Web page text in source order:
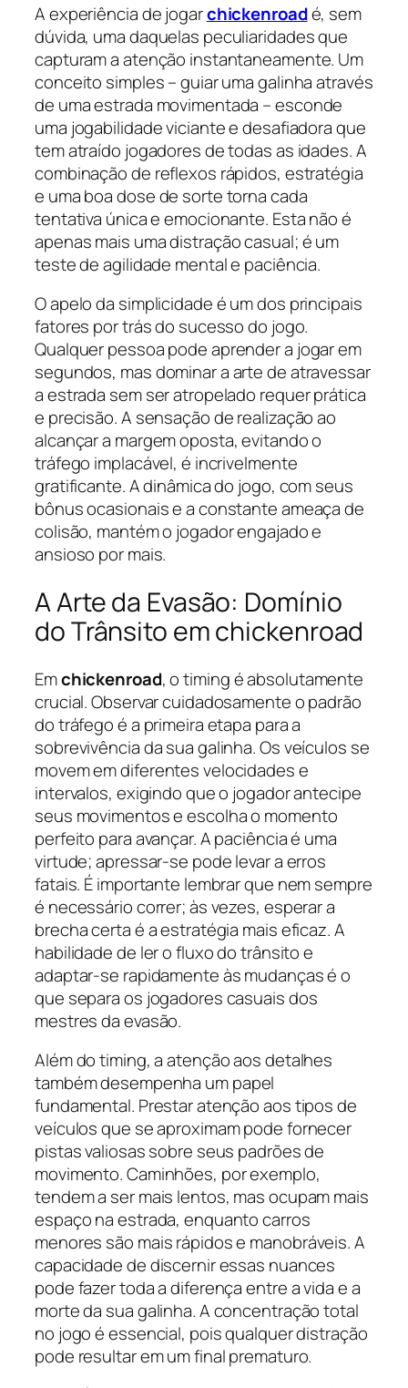
A experiência de jogarchickenroadé, sem
dúvida, uma daquelas peculiaridades que
capturam a atenção instantaneamente. Um
conceito simples – guiar uma galinha através
de uma estrada movimentada – esconde
uma jogabilidade viciante e desafiadora que
tem atraído jogadores de todas as idades. A
combinação de reflexos rápidos, estratégia
e uma boa dose de sorte torna cada
tentativa única e emocionante. Esta não é
apenas mais uma distração casual; é um
teste de agilidade mental e paciência.
O apelo da simplicidade é um dos principais
fatores por trás do sucesso do jogo.
Qualquer pessoa pode aprender a jogar em
segundos, mas dominar a arte de atravessar
a estrada sem ser atropelado requer prática
e precisão. A sensação de realização ao
alcançar a margem oposta, evitando o
tráfego implacável, é incrivelmente
gratificante. A dinâmica do jogo, com seus
bônus ocasionais e a constante ameaça de
colisão, mantém o jogador engajado e
ansioso por mais.
A Arte da Evasão: Domínio
do Trânsito em chickenroad
Emchickenroad, o timing é absolutamente
crucial. Observar cuidadosamente o padrão
do tráfego é a primeira etapa para a
sobrevivência da sua galinha. Os veículos se
movem em diferentes velocidades e
intervalos, exigindo que o jogador antecipe
seus movimentos e escolha o momento
perfeito para avançar. A paciência é uma
virtude; apressar-se pode levar a erros
fatais. É importante lembrar que nem sempre
é necessário correr; às vezes, esperar a
brecha certa é a estratégia mais eficaz. A
habilidade de ler o fluxo do trânsito e
adaptar-se rapidamente às mudanças é o
que separa os jogadores casuais dos
mestres da evasão.
Além do timing, a atenção aos detalhes
também desempenha um papel
fundamental. Prestar atenção aos tipos de
veículos que se aproximam pode fornecer
pistas valiosas sobre seus padrões de
movimento. Caminhões, por exemplo,
tendem a ser mais lentos, mas ocupam mais
espaço na estrada, enquanto carros
menores são mais rápidos e manobráveis. A
capacidade de discernir essas nuances
pode fazer toda a diferença entre a vida e a
morte da sua galinha. A concentração total
no jogo é essencial, pois qualquer distração
pode resultar em um final prematuro.